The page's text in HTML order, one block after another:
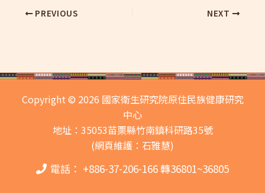
PREVIOUS NEXT
Copyright © 2026 國家衛生研究院原住民族健康研究
中心
地址：35053苗栗縣竹南鎮科研路35號
(網頁維護：石雅慧)
電話： +886-37-206-166 轉36801~36805